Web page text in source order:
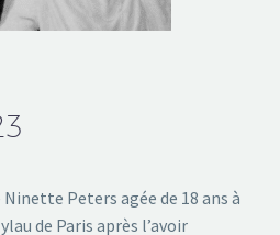
Peters agée de 18 ans à
de Paris après l’avoir